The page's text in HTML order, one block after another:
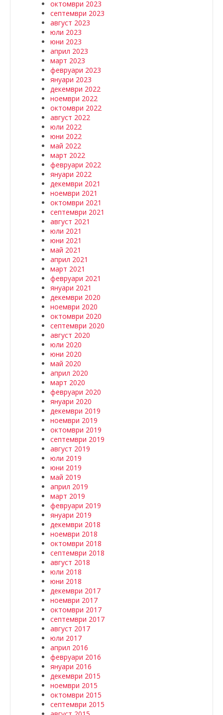
октомври 2023
септември 2023
август 2023
юли 2023
юни 2023
април 2023
март 2023
февруари 2023
януари 2023
декември 2022
ноември 2022
октомври 2022
август 2022
юли 2022
юни 2022
май 2022
март 2022
февруари 2022
януари 2022
декември 2021
ноември 2021
октомври 2021
септември 2021
август 2021
юли 2021
юни 2021
май 2021
април 2021
март 2021
февруари 2021
януари 2021
декември 2020
ноември 2020
октомври 2020
септември 2020
август 2020
юли 2020
юни 2020
май 2020
април 2020
март 2020
февруари 2020
януари 2020
декември 2019
ноември 2019
октомври 2019
септември 2019
август 2019
юли 2019
юни 2019
май 2019
април 2019
март 2019
февруари 2019
януари 2019
декември 2018
ноември 2018
октомври 2018
септември 2018
август 2018
юли 2018
юни 2018
декември 2017
ноември 2017
октомври 2017
септември 2017
август 2017
юли 2017
април 2016
февруари 2016
януари 2016
декември 2015
ноември 2015
октомври 2015
септември 2015